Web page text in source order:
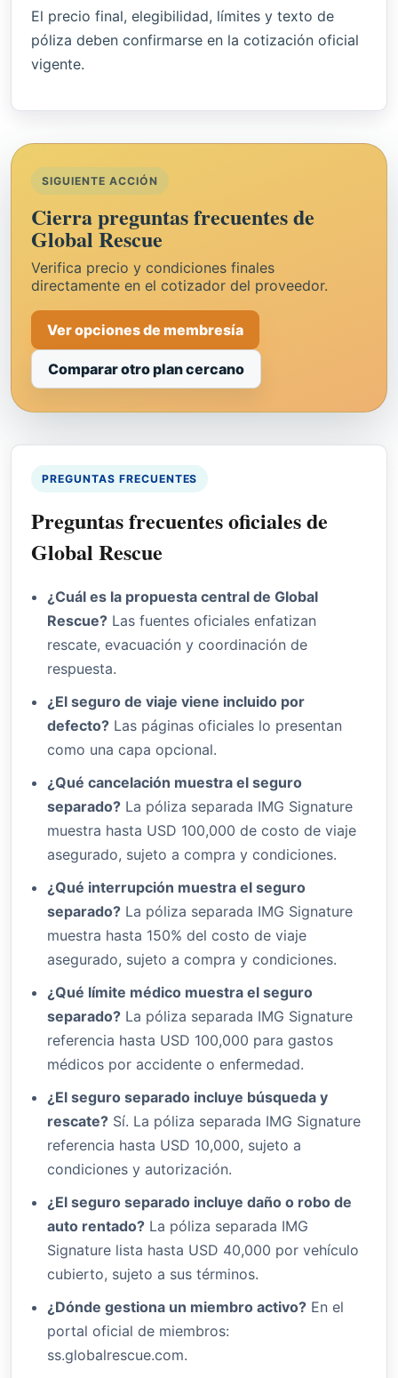
El precio final, elegibilidad, límites y texto de
póliza deben confirmarse en la cotización oficial
vigente.
SIGUIENTE ACCIÓN
Cierra preguntas frecuentes de
Global Rescue
Verifica precio y condiciones finales
directamente en el cotizador del proveedor.
Ver opciones de membresía
Comparar otro plan cercano
PREGUNTAS FRECUENTES
Preguntas frecuentes oficiales de
Global Rescue
¿Cuál es la propuesta central de Global
Rescue? Las fuentes oficiales enfatizan
rescate, evacuación y coordinación de
respuesta.
¿El seguro de viaje viene incluido por
defecto? Las páginas oficiales lo presentan
como una capa opcional.
¿Qué cancelación muestra el seguro
separado? La póliza separada IMG Signature
muestra hasta USD 100,000 de costo de viaje
asegurado, sujeto a compra y condiciones.
¿Qué interrupción muestra el seguro
separado? La póliza separada IMG Signature
muestra hasta 150% del costo de viaje
asegurado, sujeto a compra y condiciones.
¿Qué límite médico muestra el seguro
separado? La póliza separada IMG Signature
referencia hasta USD 100,000 para gastos
médicos por accidente o enfermedad.
¿El seguro separado incluye búsqueda y
rescate? Sí. La póliza separada IMG Signature
referencia hasta USD 10,000, sujeto a
condiciones y autorización.
¿El seguro separado incluye daño o robo de
auto rentado? La póliza separada IMG
Signature lista hasta USD 40,000 por vehículo
cubierto, sujeto a sus términos.
¿Dónde gestiona un miembro activo? En el
portal oficial de miembros:
ss.globalrescue.com.